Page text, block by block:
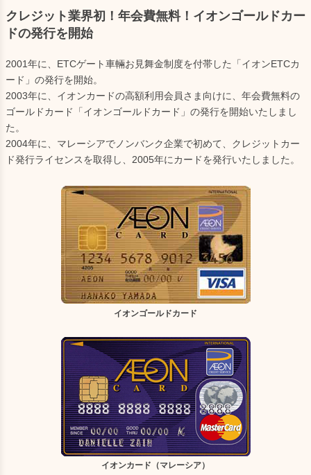
クレジット業界初！年会費無料！イオンゴールドカー
ドの発行を開始
2001年に、ETCゲート車輛お見舞金制度を付帯した「イオンETCカ
ード」の発行を開始。
2003年に、イオンカードの高額利用会員さま向けに、年会費無料の
ゴールドカード「イオンゴールドカード」の発行を開始いたしまし
た。
2004年に、マレーシアでノンバンク企業で初めて、クレジットカー
ド発行ライセンスを取得し、2005年にカードを発行いたしました。
イオンゴールドカード
イオンカード（マレーシア）